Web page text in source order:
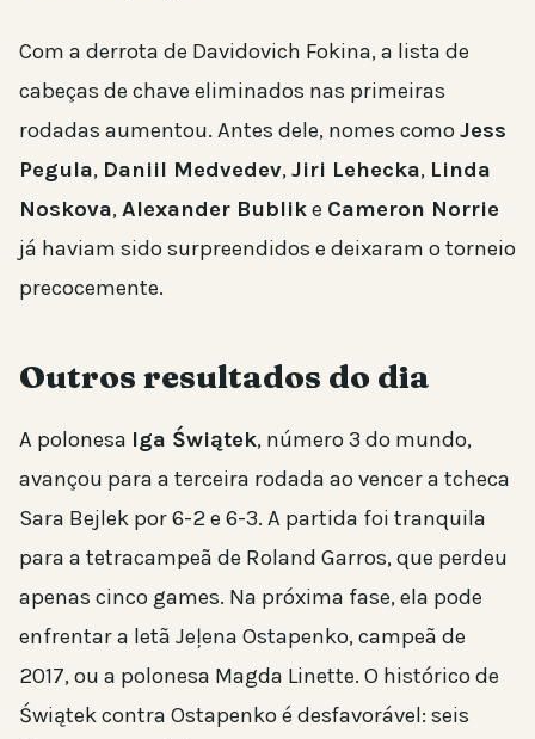
Com a derrota de Davidovich Fokina, a lista de
cabeças de chave eliminados nas primeiras
rodadas aumentou. Antes dele, nomes comoJess
Pegula, Daniil Medvedev,Jiri Lehecka, Linda
Noskova,Alexander Bublike Cameron Norrie
já haviam sido surpreendidos e deixaram o torneio
precocemente.
Outros resultados do dia
A polonesa Iga Świątek, número 3 do mundo,
avançou para a terceira rodada ao vencer a tcheca
Sara Bejlek por 6-2 e 6-3. A partida foi tranquila
para a tetracampeã de Roland Garros, que perdeu
apenas cinco games. Na próxima fase, ela pode
enfrentar a letã Jeļena Ostapenko, campeã de
2017, ou a polonesa Magda Linette. O histórico de
Świątek contra Ostapenko é desfavorável: seis